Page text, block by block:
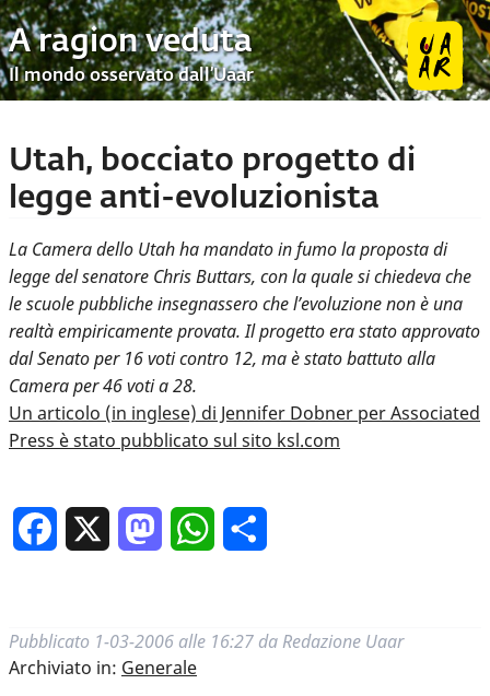
A ragion veduta
Il mondo osservato dall’Uaar
Utah, bocciato progetto di
legge anti-evoluzionista
La Camera dello Utah ha mandato in fumo la proposta di
legge del senatore Chris Buttars, con la quale si chiedeva che
le scuole pubbliche insegnassero che l’evoluzione non è una
realtà empiricamente provata. Il progetto era stato approvato
dal Senato per 16 voti contro 12, ma è stato battuto alla
Camera per 46 voti a 28.
Un articolo (in inglese) di Jennifer Dobner per Associated
Press è stato pubblicato sul sito ksl.com
Facebook MastodonWhatsApp
Pubblicato 1-03-2006 alle 16:27 da Redazione Uaar
Archiviato in: Generale